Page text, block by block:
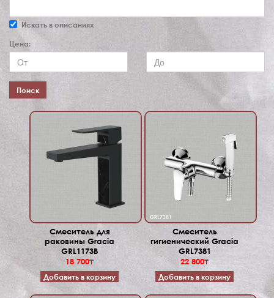
Искать в описаниях
Цена:
Поиск
Смеситель для
раковины Gracia
GRL1173B
18 700₸
Добавить в корзину
Смеситель
гигиенический Gracia
GRL7381
22 800₸
Добавить в корзину